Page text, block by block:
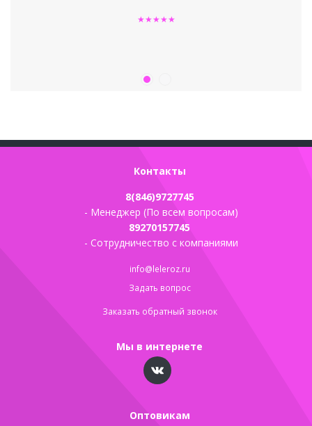
★★★★★
Контакты
8(846)9727745
- Менеджер (По всем вопросам)
89270157745
- Сотрудничество с компаниями
info@leleroz.ru
Задать вопрос
Заказать обратный звонок
Мы в интернете
Оптовикам